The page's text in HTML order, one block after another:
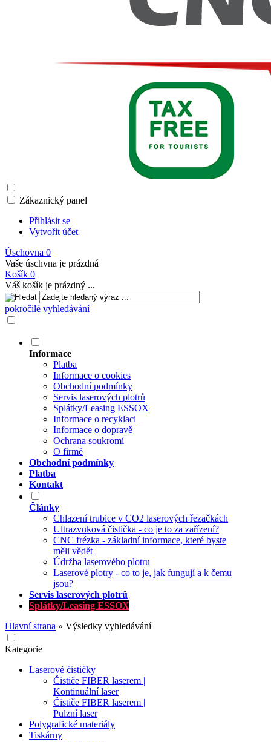
Zákaznický panel
Přihlásit se
Vytvořit účet
Úschovna 0
Vaše úschvna je prázdná
Košík 0
Váš košík je prázdný ...
pokročilé vyhledávání
Informace
Platba
Informace o cookies
Obchodní podmínky
Servis laserových plotrů
Splátky/Leasing ESSOX
Informace o recyklaci
Informace o dopravě
Ochrana soukromí
O firmě
Obchodní podmínky
Platba
Kontakt
Články
Chlazení trubice v CO2 laserových řezačkách
Ultrazvuková čistička - co je to za zařízení?
CNC frézka - základní informace, které byste
měli vědět
Údržba laserového plotru
Laserové plotry - co to je, jak fungují a k čemu
jsou?
Servis laserových plotrů
Splátky/Leasing ESSOX
Hlavní strana » Výsledky vyhledávání
Kategorie
Laserové čističky
Čističe FIBER laserem |
Kontinuální laser
Čističe FIBER laserem |
Pulzní laser
Polygrafické materiály
Tiskárny